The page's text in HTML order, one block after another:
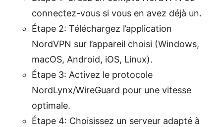
connectez-vous si vous en avez déjà un.
Étape 2: Téléchargez l’application
NordVPN sur l’appareil choisi (Windows,
macOS, Android, iOS, Linux).
Étape 3: Activez le protocole
NordLynx/WireGuard pour une vitesse
optimale.
Étape 4: Choisissez un serveur adapté à